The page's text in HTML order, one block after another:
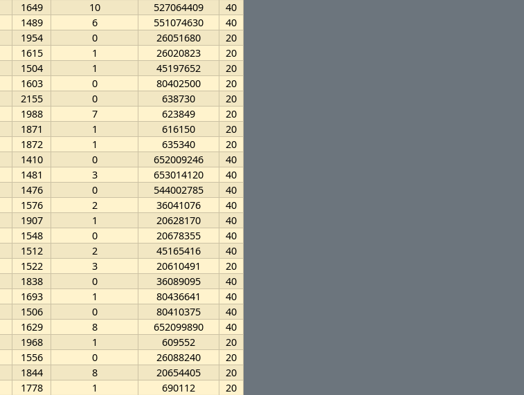
1649 10 527064409
40
1489 6 551074630
40
1954 0 26051680
20
1615 1 26020823
20
1504 1 45197652
20
1603 0 80402500
20
2155 0 638730
20
1988 7 623849
20
1871 1 616150
20
1872 1 635340
20
1410 0 652009246
40
1481 3 653014120
40
1476 0 544002785
40
1576 2 36041076
40
1907 1 20628170
40
1548 0 20678355
40
1512 2 45165416
40
1522 3 20610491
20
1838 0 36089095
40
1693 1 80436641
40
1506 0 80410375
40
1629 8 652099890
40
1968 1 609552
20
1556 0 26088240
20
1844 8 20654405
20
1778 1 690112
20